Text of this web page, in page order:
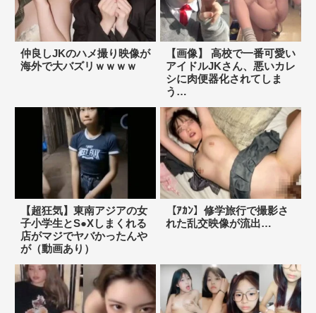
仲良しJKのハメ撮り映像が
海外で大バズリｗｗｗｗ
【画像】 高校で一番可愛い
アイドルJKさん、悪いカレ
シに肉便器化されてしま
う…
【超狂気】東南アジアの女
子小学生とS●Xしまくれる
店がマジでヤバかったんや
が（動画あり）
【ｱｶﾝ】修学旅行で撮影さ
れた乱交映像が流出…